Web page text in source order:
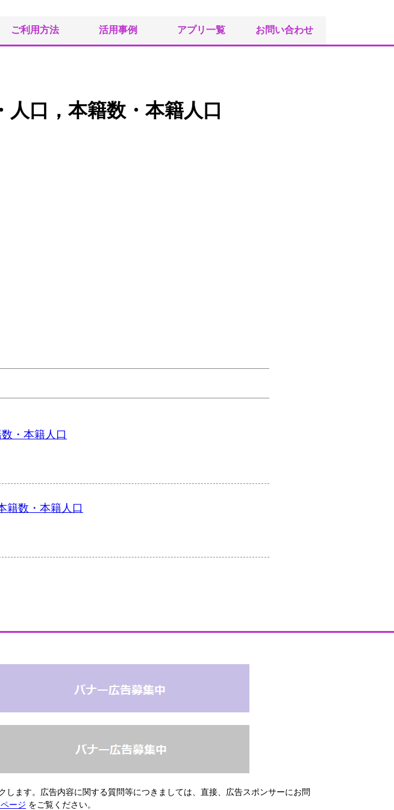
ご利用方法 活用事例 アプリ一覧 お問い合わせ
口，本籍数・本籍人口
・本籍人口
籍数・本籍人口
ます。広告内容に関する質問等につきましては、直接、広告スポンサーにお問
ージ をご覧ください。